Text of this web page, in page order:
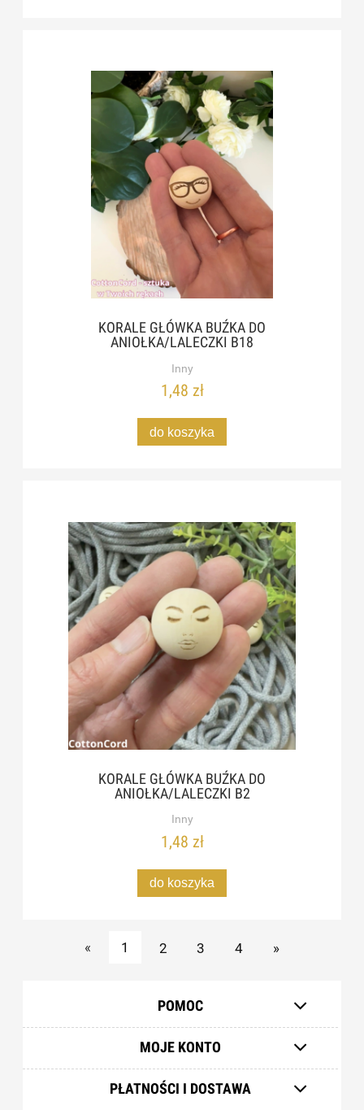
KORALE GŁÓWKA BUŹKA DO
ANIOŁKA/LALECZKI B18
Inny
1,48 zł
do koszyka
KORALE GŁÓWKA BUŹKA DO
ANIOŁKA/LALECZKI B2
Inny
1,48 zł
do koszyka
« 1 2 3 4 »
POMOC
MOJE KONTO
PŁATNOŚCI I DOSTAWA